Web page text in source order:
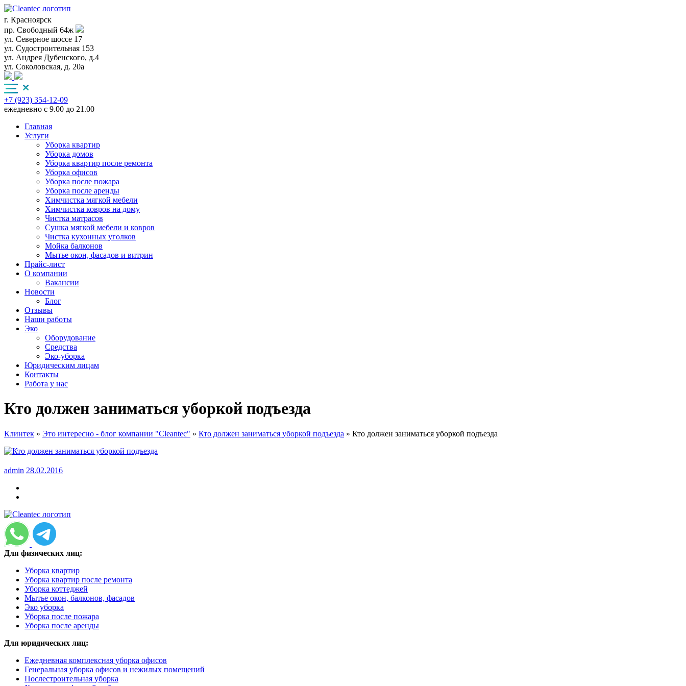
г. Красноярск
пр. Свободный 64ж
ул. Северное шоссе 17
ул. Судостроительная 153
ул. Андрея Дубенского, д.4
ул. Соколовская, д. 20а
+7 (923) 354-12-09
ежедневно с 9.00 до 21.00
Главная
Услуги
Уборка квартир
Уборка домов
Уборка квартир после ремонта
Уборка офисов
Уборка после пожара
Уборка после аренды
Химчистка мягкой мебели
Химчистка ковров на дому
Чистка матрасов
Сушка мягкой мебели и ковров
Чистка кухонных уголков
Мойка балконов
Мытье окон, фасадов и витрин
Прайс-лист
О компании
Вакансии
Новости
Блог
Отзывы
Наши работы
Эко
Оборудование
Средства
Эко-уборка
Юридическим лицам
Контакты
Работа у нас
Кто должен заниматься уборкой подъезда
Клинтек » Это интересно - блог компании "Cleantec" » Кто должен заниматься уборкой подъезда » Кто должен заниматься уборкой подъезда
admin 28.02.2016
Для физических лиц:
Уборка квартир
Уборка квартир после ремонта
Уборка коттеджей
Мытье окон, балконов, фасадов
Эко уборка
Уборка после пожара
Уборка после аренды
Для юридических лиц:
Ежедневная комплексная уборка офисов
Генеральная уборка офисов и нежилых помещений
Послестроительная уборка